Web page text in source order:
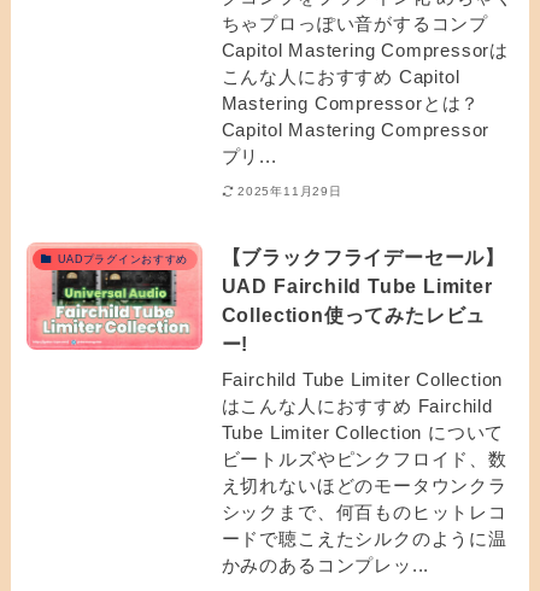
ちゃプロっぽい音がするコンプ
Capitol Mastering Compressorは
こんな人におすすめ Capitol
Mastering Compressorとは？
Capitol Mastering Compressor
プリ...
2025年11月29日
UADプラグインおすすめ
【ブラックフライデーセール】
UAD Fairchild Tube Limiter
Collection使ってみたレビュ
ー!
Fairchild Tube Limiter Collection
はこんな人におすすめ Fairchild
Tube Limiter Collection について
ビートルズやピンクフロイド、数
え切れないほどのモータウンクラ
シックまで、何百ものヒットレコ
ードで聴こえたシルクのように温
かみのあるコンプレッ...